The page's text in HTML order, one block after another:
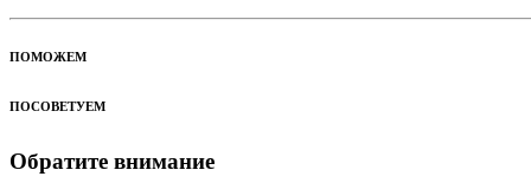
ПОМОЖЕМ
ПОСОВЕТУЕМ
Обратите внимание